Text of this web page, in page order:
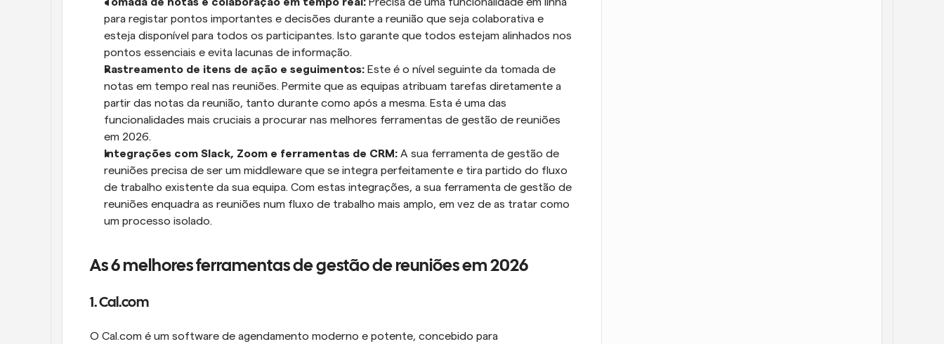
para registar pontos importantes e decisões durante a reunião que seja colaborativa e
esteja disponível para todos os participantes. Isto garante que todos estejam alinhados nos
pontos essenciais e evita lacunas de informação.
Rastreamento de itens de ação e seguimentos: Este é o nível seguinte da tomada de
notas em tempo real nas reuniões. Permite que as equipas atribuam tarefas diretamente a
partir das notas da reunião, tanto durante como após a mesma. Esta é uma das
funcionalidades mais cruciais a procurar nas melhores ferramentas de gestão de reuniões
em 2026.
Integrações com Slack, Zoom e ferramentas de CRM: A sua ferramenta de gestão de
reuniões precisa de ser um middleware que se integra perfeitamente e tira partido do fluxo
de trabalho existente da sua equipa. Com estas integrações, a sua ferramenta de gestão de
reuniões enquadra as reuniões num fluxo de trabalho mais amplo, em vez de as tratar como
um processo isolado.
As 6 melhores ferramentas de gestão de reuniões em 2026
1. Cal.com
O Cal.com é um software de agendamento moderno e potente, concebido para